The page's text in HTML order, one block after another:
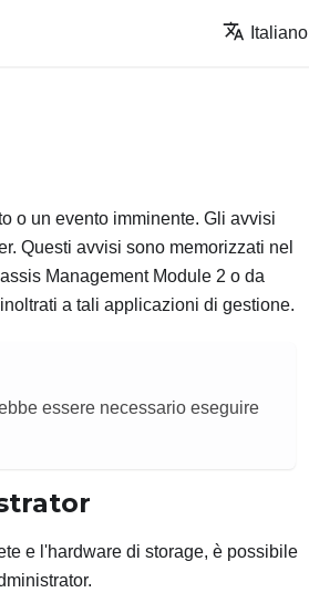
Italiano
o un evento imminente. Gli avvisi
Questi avvisi sono memorizzati nel
Management Module 2 o da
a tali applicazioni di gestione.
essere necessario eseguire
e l'hardware di storage, è possibile